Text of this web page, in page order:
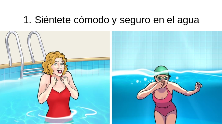
1. Siéntete cómodo y seguro en el agua